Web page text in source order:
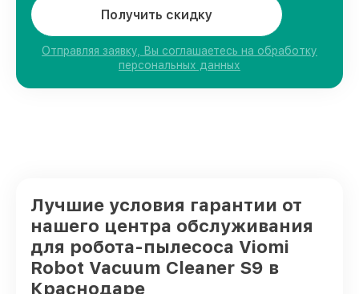
Получить скидку
Отправляя заявку, Вы соглашаетесь на обработку
персональных данных
Лучшие условия гарантии от
нашего центра обслуживания
для робота-пылесоса Viomi
Robot Vacuum Cleaner S9 в
Краснодаре